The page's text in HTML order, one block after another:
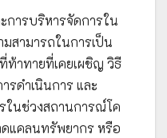
การบริหารจัดการใน
สามารถในการเป็น
ท้าทายที่เคยเผชิญ วิธี
ดำเนินการ และ
ในช่วงสถานการณ์โค
แคลนทรัพยากร หรือ